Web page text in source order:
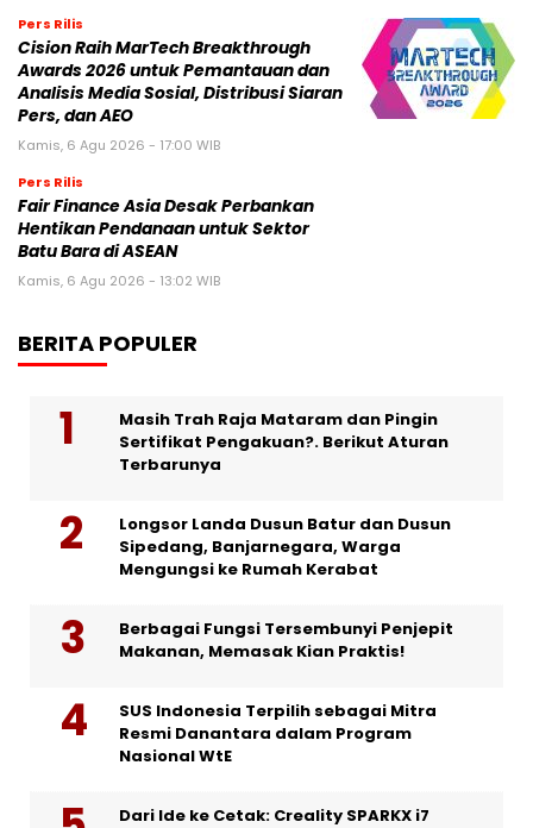
Pers Rilis
Cision Raih MarTech Breakthrough
Awards 2026 untuk Pemantauan dan
Analisis Media Sosial, Distribusi Siaran
Pers, dan AEO
Kamis, 6 Agu 2026 - 17:00 WIB
Pers Rilis
Fair Finance Asia Desak Perbankan
Hentikan Pendanaan untuk Sektor
Batu Bara di ASEAN
Kamis, 6 Agu 2026 - 13:02 WIB
BERITA POPULER
Masih Trah Raja Mataram dan Pingin
Sertifikat Pengakuan?. Berikut Aturan
Terbarunya
Longsor Landa Dusun Batur dan Dusun
Sipedang, Banjarnegara, Warga
Mengungsi ke Rumah Kerabat
Berbagai Fungsi Tersembunyi Penjepit
Makanan, Memasak Kian Praktis!
SUS Indonesia Terpilih sebagai Mitra
Resmi Danantara dalam Program
Nasional WtE
Dari Ide ke Cetak: Creality SPARKX i7